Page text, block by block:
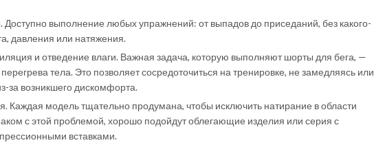
Доступно выполнение любых упражнений: от выпадов до приседаний, без какого-
давления или натяжения.
и отведение влаги. Важная задача, которую выполняют шорты для бега, —
тела. Это позволяет сосредоточиться на тренировке, не замедляясь или
за возникшего дискомфорта.
Каждая модель тщательно продумана, чтобы исключить натирание в области
с этой проблемой, хорошо подойдут облегающие изделия или серия с
вставками.